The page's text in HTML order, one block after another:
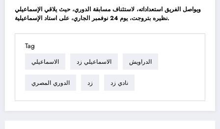
ويواصل الفريق استعداداته، لاستئناف مسابقة الدوري، حيث يلاقي الإسماعيلي
نظيره بتروجت، يوم 24 نوفمبر الجاري، على استاد الإسماعيلية.
Tag
الاسماعيلي الاسماعيلي زد الدراويش
الدوري المصري زد نادي زد